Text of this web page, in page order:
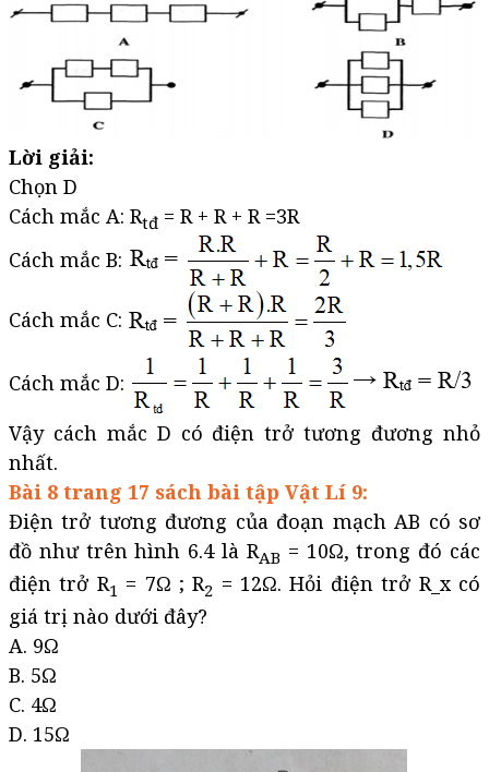
Lời giải:
Chọn D
Cách mắc A: Rtđ = R + R + R =3R
Cách mắc B:
Cách mắc C:
Cách mắc D:
Vậy cách mắc D có điện trở tương đương nhỏ
nhất.
Bài 8 trang 17 sách bài tập Vật Lí 9:
Điện trở tương đương của đoạn mạch AB có sơ
đồ như trên hình 6.4 là RAB = 10Ω, trong đó các
điện trở R1 = 7Ω ; R2 = 12Ω. Hỏi điện trở R_x có
giá trị nào dưới đây?
A. 9Ω
B. 5Ω
C. 4Ω
D. 15Ω